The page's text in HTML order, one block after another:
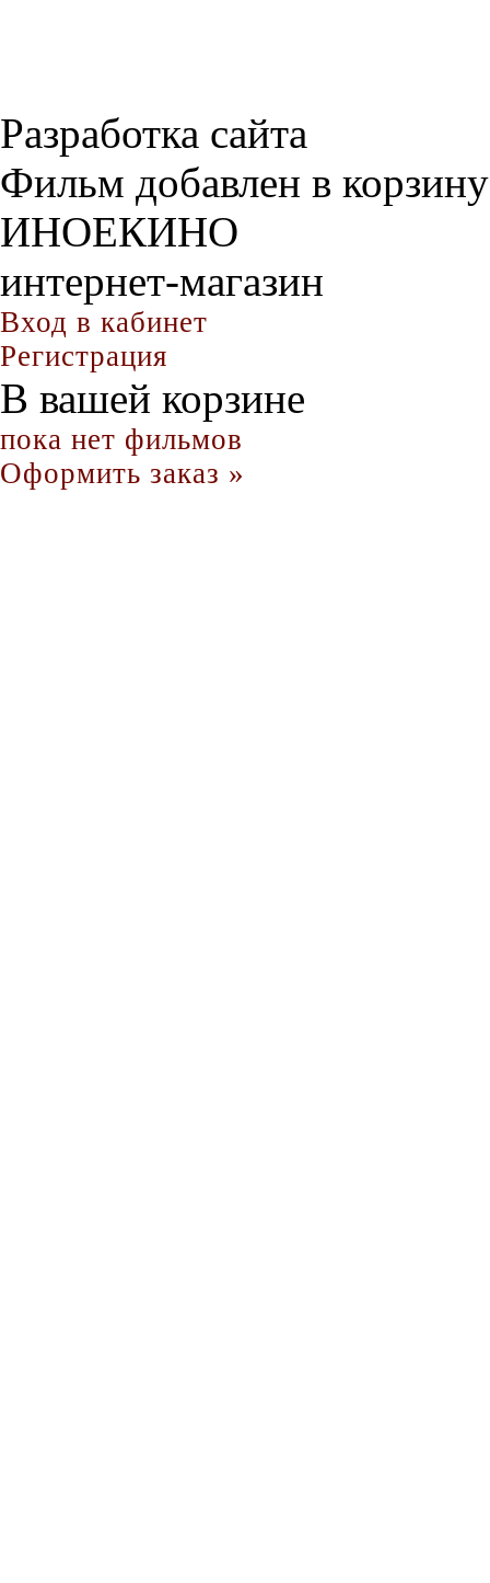
Разработка сайта
Фильм добавлен в корзину
ИНОЕКИНО
интернет-магазин
Вход в кабинет
Регистрация
В вашей корзине
пока нет фильмов
Оформить заказ »